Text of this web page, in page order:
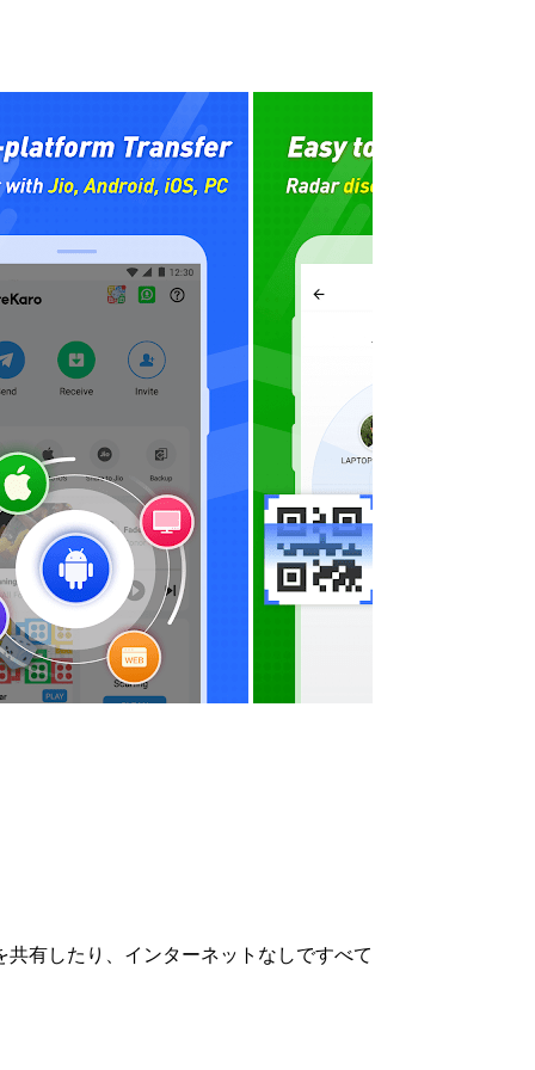
共有したり、インターネットなしですべて